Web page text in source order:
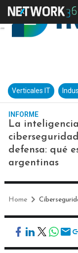
Verticales IT
INFORME
La
defensa: qué
argentinas
Home